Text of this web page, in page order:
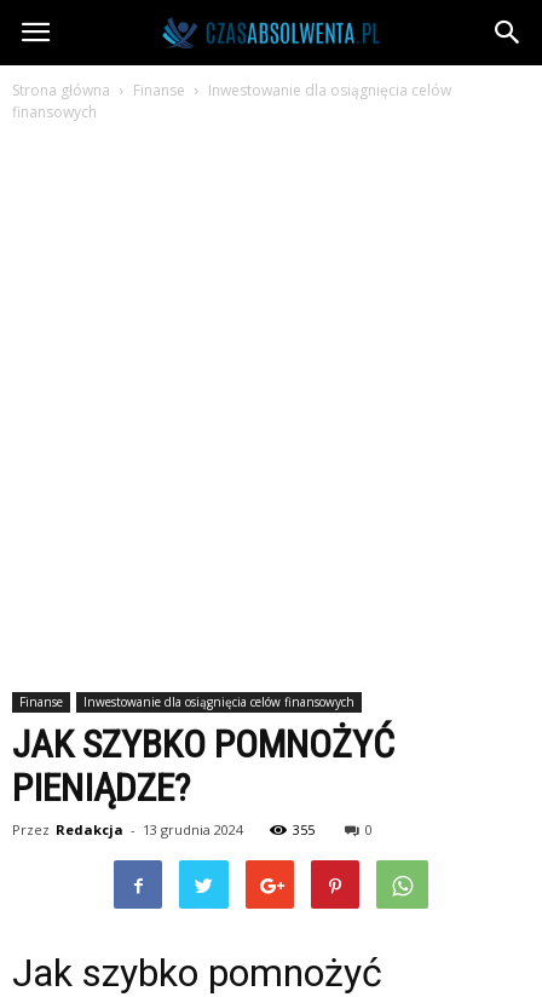
CzasAbsolwenta.pl
Strona główna Finanse
Inwestowanie dla osiągnięcia celów
finansowych
Finanse Inwestowanie dla osiągnięcia celów finansowych
JAK SZYBKO POMNOŻYĆ
PIENIĄDZE?
Przez Redakcja - 13 grudnia 2024 355 0
Jak szybko pomnożyć